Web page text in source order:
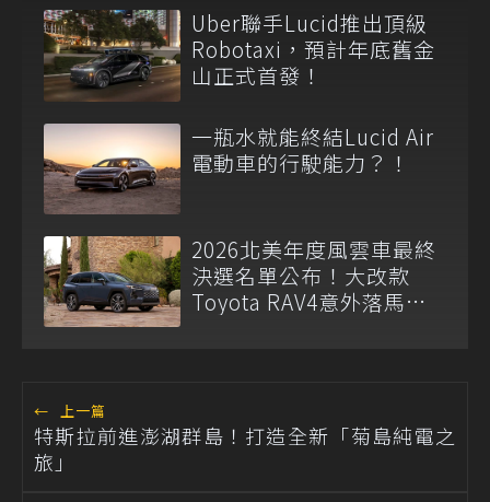
Uber聯手Lucid推出頂級
Robotaxi，預計年底舊金
山正式首發！
一瓶水就能終結Lucid Air
電動車的行駛能力？！
2026北美年度風雲車最終
決選名單公布！大改款
Toyota RAV4意外落馬引
← 上一篇
特斯拉前進澎湖群島！打造全新「菊島純電之
旅」